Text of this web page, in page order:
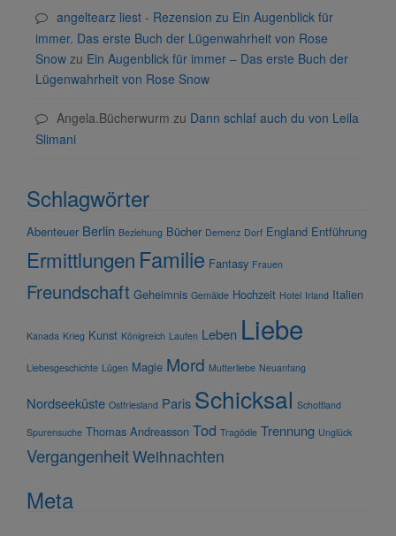
angeltearz liest - Rezension zu Ein Augenblick für
immer. Das erste Buch der Lügenwahrheit von Rose
Snow zu Ein Augenblick für immer – Das erste Buch der
Lügenwahrheit von Rose Snow
Angela.Bücherwurm zu Dann schlaf auch du von Leila
Slimani
Schlagwörter
Abenteuer Berlin Beziehung Bücher Demenz Dorf England Entführung
Ermittlungen Familie Fantasy Frauen
Freundschaft Geheimnis Gemälde Hochzeit Hotel Irland Italien
Kanada Krieg Kunst Königreich Laufen Leben Liebe
Liebesgeschichte Lügen Magie Mord Mutterliebe Neuanfang
Nordseeküste Ostfriesland Paris Schicksal Schottland
Spurensuche Thomas Andreasson Tod Tragödie Trennung Unglück
VergangenheitWeihnachten
Meta